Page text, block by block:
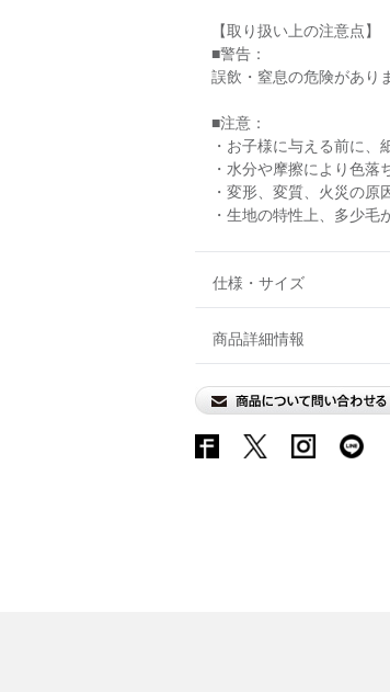
【取り扱い上の注意点】
■警告：
誤飲・窒息の危険があり
■注意：
・お子様に与える前に、
・水分や摩擦により色落
・変形、変質、火災の原
・生地の特性上、多少毛
仕様・サイズ
商品詳細情報